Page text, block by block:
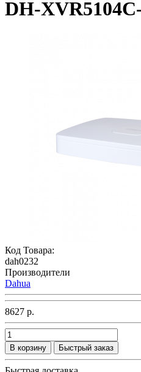
DH-
Код Товара:
dah0232
Производители
Dahua
8627 р.
В корзину Быстрый заказ